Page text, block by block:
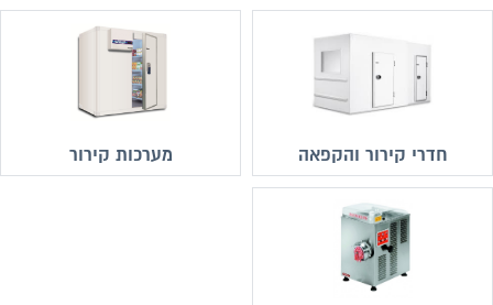
חדרי קירור והקפאה מערכות קירור